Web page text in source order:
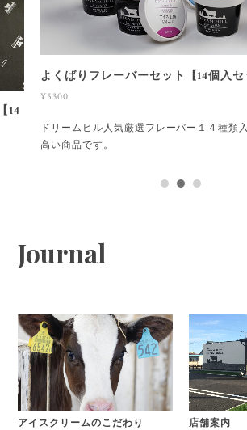
14
よくばりフレーバーセット【14個入セ
¥5300
ドリームヒル人気厳選フレーバー１４種類
高い商品です。
Journal
アイスクリームのこだわり 店舗案内